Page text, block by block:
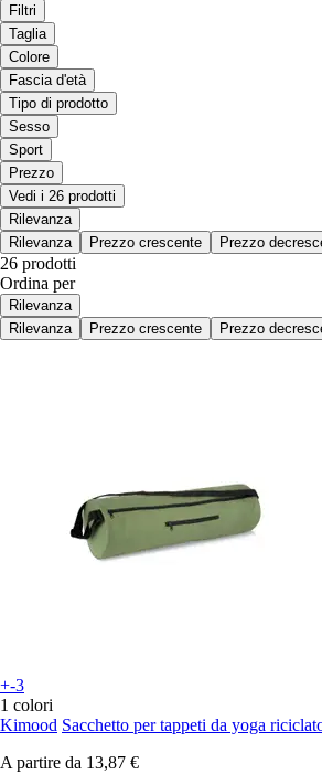
Filtri
Taglia
Colore
Fascia d'età
Tipo di prodotto
Sesso
Sport
Prezzo
Vedi i 26 prodotti
Rilevanza
Rilevanza
Prezzo crescente Prezzo
26 prodotti
Ordina per
Rilevanza
Rilevanza
Prezzo crescente Prezzo
+-3
1 colori
Kimood Sacchetto per tappeti da yoga
A partire da 13,87 €